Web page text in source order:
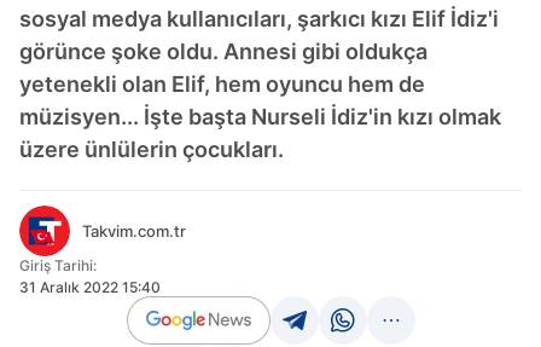
sosyal medya kullanıcıları, şarkıcı kızı Elif İdiz'i
görünce şoke oldu. Annesi gibi oldukça
yetenekli olan Elif, hem oyuncu hem de
müzisyen... İşte başta Nurseli İdiz'in kızı olmak
üzere ünlülerin çocukları.
Takvim.com.tr
Giriş Tarihi:
31 Aralık 2022 15:40